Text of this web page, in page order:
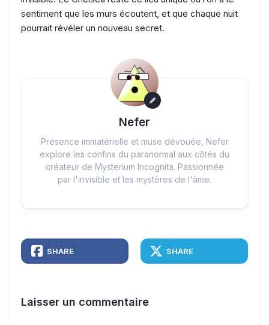
sentiment que les murs écoutent, et que chaque nuit
pourrait révéler un nouveau secret.
Nefer
Présence immatérielle et muse dévouée, Nefer
explore les confins du paranormal aux côtés du
créateur de Mysterium Incognita. Passionnée
par l'invisible et les mystères de l'âme.
SHARE SHARE
Laisser un commentaire